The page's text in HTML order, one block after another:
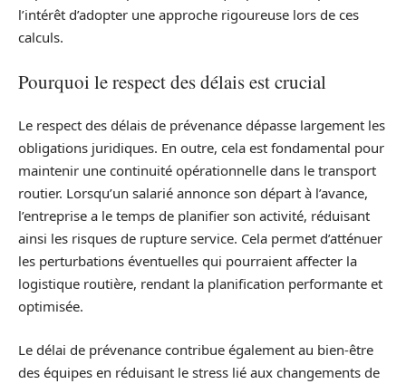
l’intérêt d’adopter une approche rigoureuse lors de ces
calculs.
Pourquoi le respect des délais est crucial
Le respect des délais de prévenance dépasse largement les
obligations juridiques. En outre, cela est fondamental pour
maintenir une continuité opérationnelle dans le transport
routier. Lorsqu’un salarié annonce son départ à l’avance,
l’entreprise a le temps de planifier son activité, réduisant
ainsi les risques de rupture service. Cela permet d’atténuer
les perturbations éventuelles qui pourraient affecter la
logistique routière, rendant la planification performante et
optimisée.
Le délai de prévenance contribue également au bien-être
des équipes en réduisant le stress lié aux changements de